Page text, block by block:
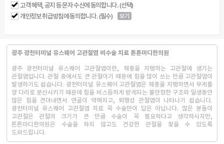
고객 혜택, 공지 등 문자 수신에 동의합니다. (선택)
개인정보 취급방침에 동의합니다. (필수)
보기
광주 광천터미널 유스퀘어 고관절염 비수술 치료 튼튼마디한의원
광주 광천터미널 유스퀘어 고관절염이란, 체중을 지탱하는 고관절에 생기는
관절염입니다. 관절 중에서도 큰 관절이기 때문에 힘을 많이 쓰는 만큼 고관절염이
발생하기도 쉽습니다. 광천터미널 유스퀘어 고관절염은 체중을 지탱하면서 무게를
양 다리로 분산시키기 때문에 힘을 비스듬하게 받게되는 불안정한 구조와 일생동안
많은 힘을 견뎌내면서 연골이 약해지고, 퇴행성 관절염이 나타나기 쉽습니다.
광천터미널 유스퀘어 고관절염 치료 꼭 수술만이 답은 아닙니다. 많은 분들이
고관절은 관절의 크기가 큰 만큼 수술이 꼭 필요하다고 생각하시지만,
튼튼마디한의원은 수술을 하지 않고도 건강한 관절을 찾을 수 있도록
도와드립니다.